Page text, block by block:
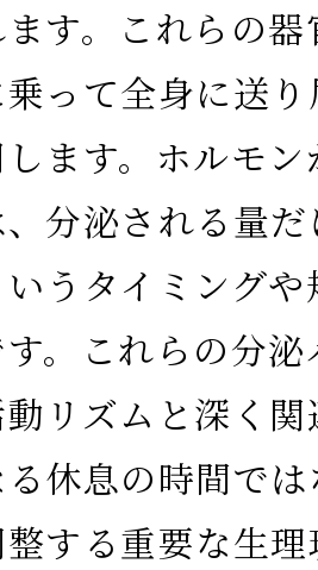
す。これらの
って全身に送
ます。ホルモ
分泌される量
うタイミング
。これらの分
リズムと深く
休息の時間で
する重要な生